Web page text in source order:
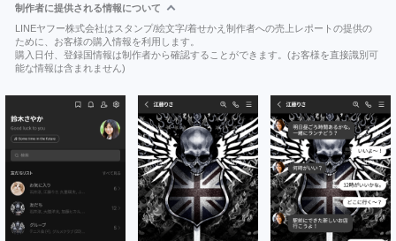
制作者に提供される情報について
LINEヤフー株式会社はスタンプ/絵文字/着せかえ制作者への売上レポートの提供の
ために、お客様の購入情報を利用します。
購入日付、登録国情報は制作者から確認することができます。(お客様を直接識別可
能な情報は含まれません)